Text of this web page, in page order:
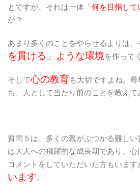
とですが、それは一体 「何を目指して
か？
あまり多くのことをやらせるよりは、
を貫ける」ような環境を作って
そして心の教育も大切ですよね。
ち、人として当たり前のことを教えて
質問５は、多くの親がぶつかる難し
は大人への飛躍的な成長期であり、
コメントをしていただいた方もいます
います。